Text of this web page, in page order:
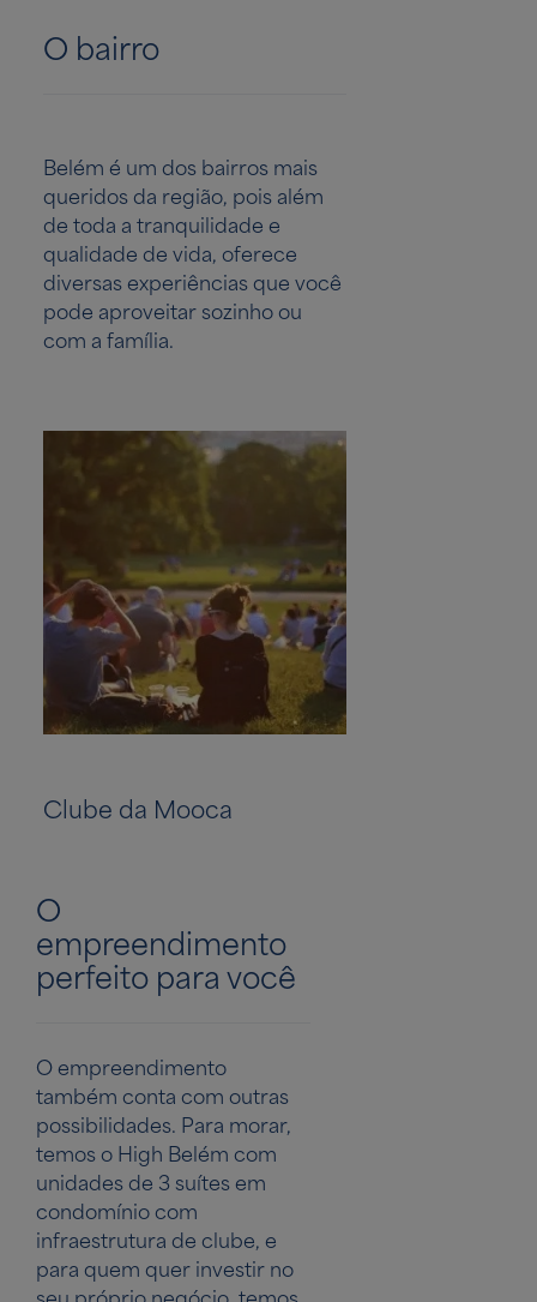
O bairro
Belém é um dos bairros mais
queridos da região, pois além
de toda a tranquilidade e
qualidade de vida, oferece
diversas experiências que você
pode aproveitar sozinho ou
com a família.
Clube da Mooca
O
empreendimento
perfeito para você
O empreendimento
também conta com outras
possibilidades. Para morar,
temos o High Belém com
unidades de 3 suítes em
condomínio com
infraestrutura de clube, e
para quem quer investir no